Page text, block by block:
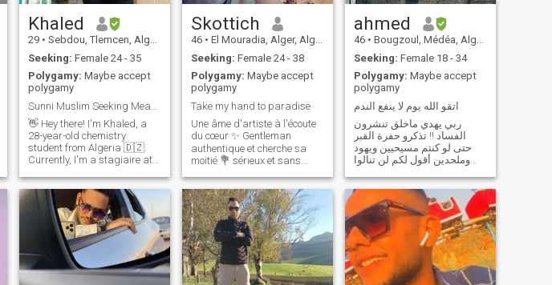
Khaled
29 • Sebdou, Tlemcen, Algeria
Seeking: Female 24 - 35
Polygamy: Maybe accept
polygamy
👋 Hey there! I'm Khaled, a
28-year-old chemistry
student from Algeria 🇩🇿.
Currently, I'm a stagiaire at
As a simple Muslim man, I
embrace a minimalist style
and believe in personal
growth 🌱. My faith plays a
signific
Skottich
46 • El Mouradia, Alger, Algeria
Seeking: Female 24 - 38
Polygamy: Maybe accept
polygamy
Take my hand to paradise
Une âme d'artiste à l'écoute
du cœur ✨ Gentleman
authentique et cherche sa
moitié 💐 sérieux et sans
Alger-Centre mais j'envisage
de m'installer en région
parisienne dès que j'aurai
trouvé la femme idéale.De
confession
ahmed
46 • Bougzoul, Médéa, Algeria
Seeking: Female 18 - 34
Polygamy: Maybe accept
polygamy
اتقو الله يوم لا ينفع الندم
ربي يهدي ماخلق تنشرون
الفساد !! تذكرو حفرة القبر
حتى لو كنتم مسيحيين ويهود
وملحدين أقول لكم لن تنالوا
ومن عليها عبيد تبقون عبيد الى
يوم الدين .وراني نشوف والله
أغلب الحسابات مزورة نتاع
عباد نكرة موسخين وباقي
البنات لا